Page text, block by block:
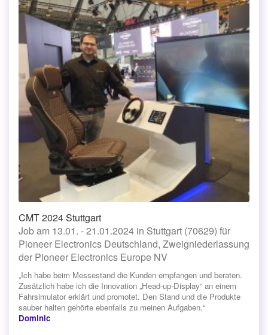
CMT 2024 Stuttgart
Job am 13.01. - 21.01.2024 in Stuttgart (70629) für
Pioneer Electronics Deutschland, Zweigniederlassung
der Pioneer Electronics Europe NV
„Ich habe beim Messestand die Kunden empfangen und beraten.
Zusätzlich habe ich die Innovation „Head-up-Display“ an einem
Fahrsimulator erklärt und promotet. Den Stand und die Produkte
sauber halten gehörte ebenfalls zu meinen Aufgaben.“
Dominic